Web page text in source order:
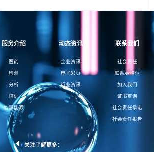
服务介绍
医药
检测
分析
培训
智慧能源
动态资讯
企业资讯
电子彩页
行业资讯
联系我们
社会责任
联系英格尔
加入我们
证书查询
社会责任承诺
社会责任报告
关注了解更多：